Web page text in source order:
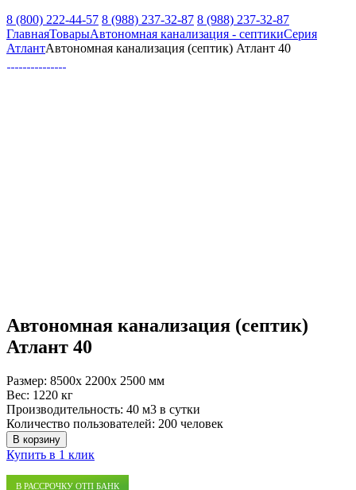
8 (800) 222-44-57 8 (988) 237-32-87 8 (988) 237-32-87
ГлавнаяТоварыАвтономная канализация - септикиСерия
АтлантАвтономная канализация (септик) Атлант 40
Автономная канализация (септик)
Атлант 40
Размер: 8500x 2200x 2500 мм
Вес: 1220 кг
Производительность: 40 м3 в сутки
Количество пользователей: 200 человек
В корзину
Купить в 1 клик
В РАССРОЧКУ ОТП БАНК